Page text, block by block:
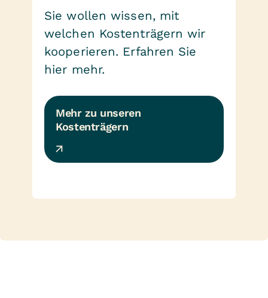
Sie wollen wissen, mit
welchen Kostenträgern wir
kooperieren. Erfahren Sie
hier mehr.
Mehr zu unseren
Kostenträgern